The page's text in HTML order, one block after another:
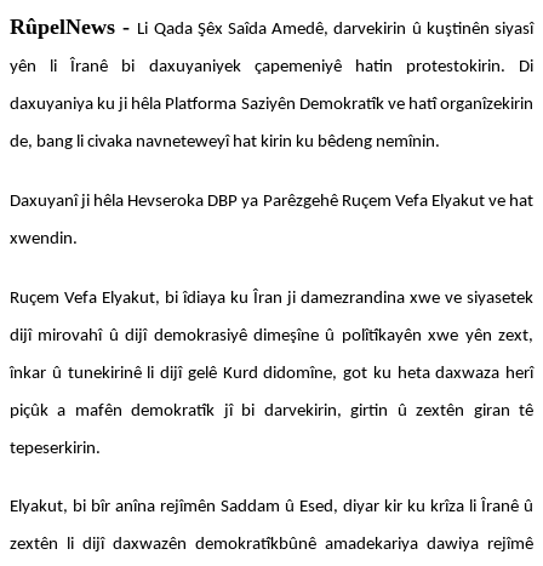
RûpelNews - Li Qada Şêx Saîda Amedê, darvekirin û kuştinên siyasî
yên li Îranê bi daxuyaniyek çapemeniyê hatin protestokirin. Di
daxuyaniya ku ji hêla Platforma Saziyên Demokratîk ve hatî organîzekirin
de, bang li civaka navneteweyî hat kirin ku bêdeng nemînin.
Daxuyanî ji hêla Hevseroka DBP ya Parêzgehê Ruçem Vefa Elyakut ve hat
xwendin.
Ruçem Vefa Elyakut, bi îdiaya ku Îran ji damezrandina xwe ve siyasetek
dijî mirovahî û dijî demokrasiyê dimeşîne û polîtîkayên xwe yên zext,
înkar û tunekirinê li dijî gelê Kurd didomîne, got ku heta daxwaza herî
piçûk a mafên demokratîk jî bi darvekirin, girtin û zextên giran tê
tepeserkirin.
Elyakut, bi bîr anîna rejîmên Saddam û Esed, diyar kir ku krîza li Îranê û
zextên li dijî daxwazên demokratîkbûnê amadekariya dawiya rejîmê